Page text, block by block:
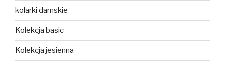
kolarki damskie
Kolekcja basic
Kolekcja jesienna